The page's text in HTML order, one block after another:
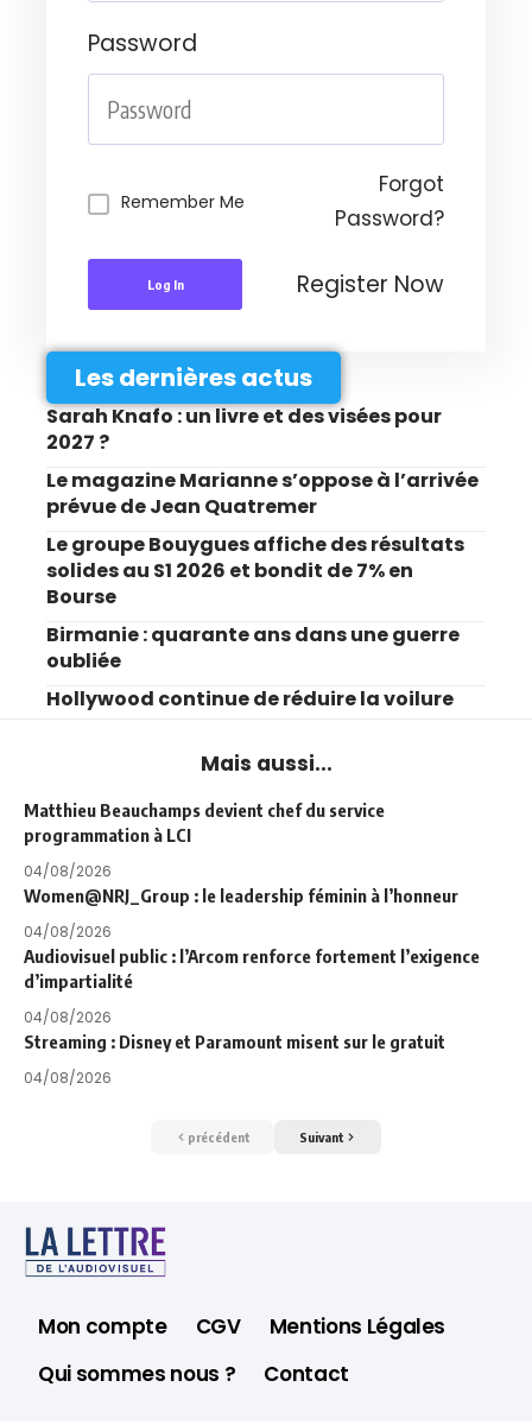
Password
Remember Me
Forgot
Password?
Log In Register Now
Les dernières actus
Sarah Knafo : un livre et des visées pour
2027 ?
Le magazine Marianne s’oppose à l’arrivée
prévue de Jean Quatremer
Le groupe Bouygues affiche des résultats
solides au S1 2026 et bondit de 7% en
Bourse
Birmanie : quarante ans dans une guerre
oubliée
Hollywood continue de réduire la voilure
Mais aussi...
Matthieu Beauchamps devient chef du service
programmation à LCI
04/08/2026
Women@NRJ_Group : le leadership féminin à l’honneur
04/08/2026
Audiovisuel public : l’Arcom renforce fortement l’exigence
d’impartialité
04/08/2026
Streaming : Disney et Paramount misent sur le gratuit
04/08/2026
précédent Suivant
Mon compte CGV
Mentions Légales
Qui sommes nous ?
Contact